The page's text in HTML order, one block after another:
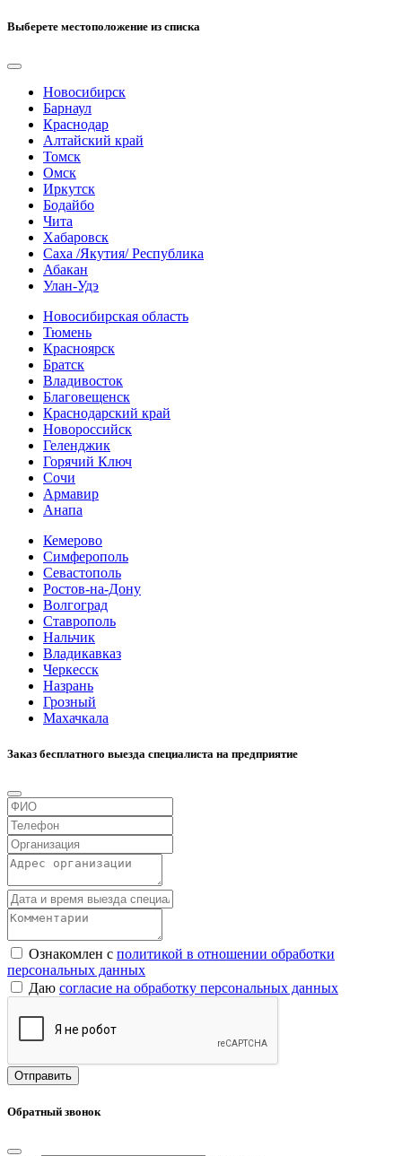
Выберете местоположение из списка
Новосибирск
Барнаул
Краснодар
Алтайский край
Томск
Омск
Иркутск
Бодайбо
Чита
Хабаровск
Саха /Якутия/ Республика
Абакан
Улан-Удэ
Новосибирская область
Тюмень
Красноярск
Братск
Владивосток
Благовещенск
Краснодарский край
Новороссийск
Геленджик
Горячий Ключ
Сочи
Армавир
Анапа
Кемерово
Симферополь
Севастополь
Ростов-на-Дону
Волгоград
Ставрополь
Нальчик
Владикавказ
Черкесск
Назрань
Грозный
Махачкала
Заказ бесплатного выезда специалиста на предприятие
Ознакомлен с политикой в отношении обработки
персональных данных
Даю согласие на обработку персональных данных
Обратный звонок